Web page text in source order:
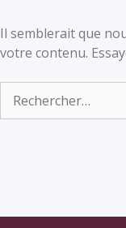
Il semblerait que
votre contenu.